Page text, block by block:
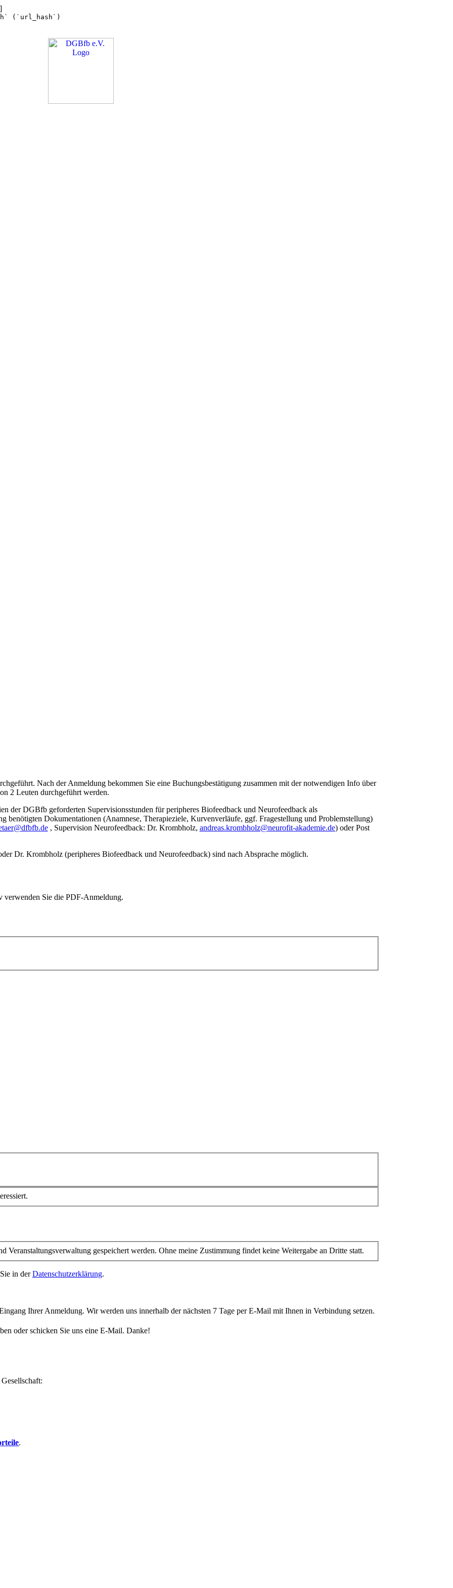
(`url_hash`)
Nach der Anmeldung bekommen Sie eine Buchungsbestätigung zusammen mit der notwendigen Info über
2 Leuten durchgeführt werden.
der DGBfb geforderten Supervisionsstunden für peripheres Biofeedback und Neurofeedback als
Dokumentationen (Anamnese, Therapieziele, Kurvenverläufe, ggf. Fragestellung und Problemstellung)
, Supervision Neurofeedback: Dr. Krombholz, andreas.krombholz@neurofit-akademie.de) oder Post
Dr. Krombholz (peripheres Biofeedback und Neurofeedback) sind nach Absprache möglich.
verwenden Sie die PDF-Anmeldung.
Veranstaltungsverwaltung gespeichert werden. Ohne meine Zustimmung findet keine Weitergabe an Dritte statt.
in derDatenschutzerklärung.
Ihrer Anmeldung. Wir werden uns innerhalb der nächsten 7 Tage per E-Mail mit Ihnen in Verbindung setzen.
oder schicken Sie uns eine E-Mail. Danke!
.